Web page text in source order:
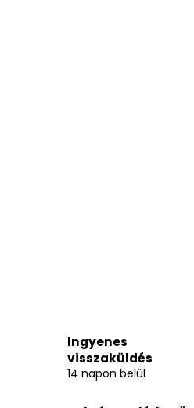
Ingyenes
visszaküldés
14 napon belül